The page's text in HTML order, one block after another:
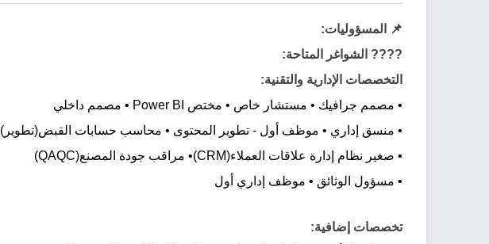
📌 المسؤوليات:
???? الشواغر المتاحة:
التخصصات الإدارية والتقنية:
• مصمم جرافيك • مستشار خاص • مختص Power BI • مصمم داخلي
• منسق إداري • موظف أول - تطوير المحتوى • محاسب حسابات القبض(تطوير)
• صغير نظام إدارة علاقات العملاء(CRM)• مراقب جودة المصنع(QAQC)
• مسؤول الوثائق • موظف إداري أول
تخصصات إضافية: